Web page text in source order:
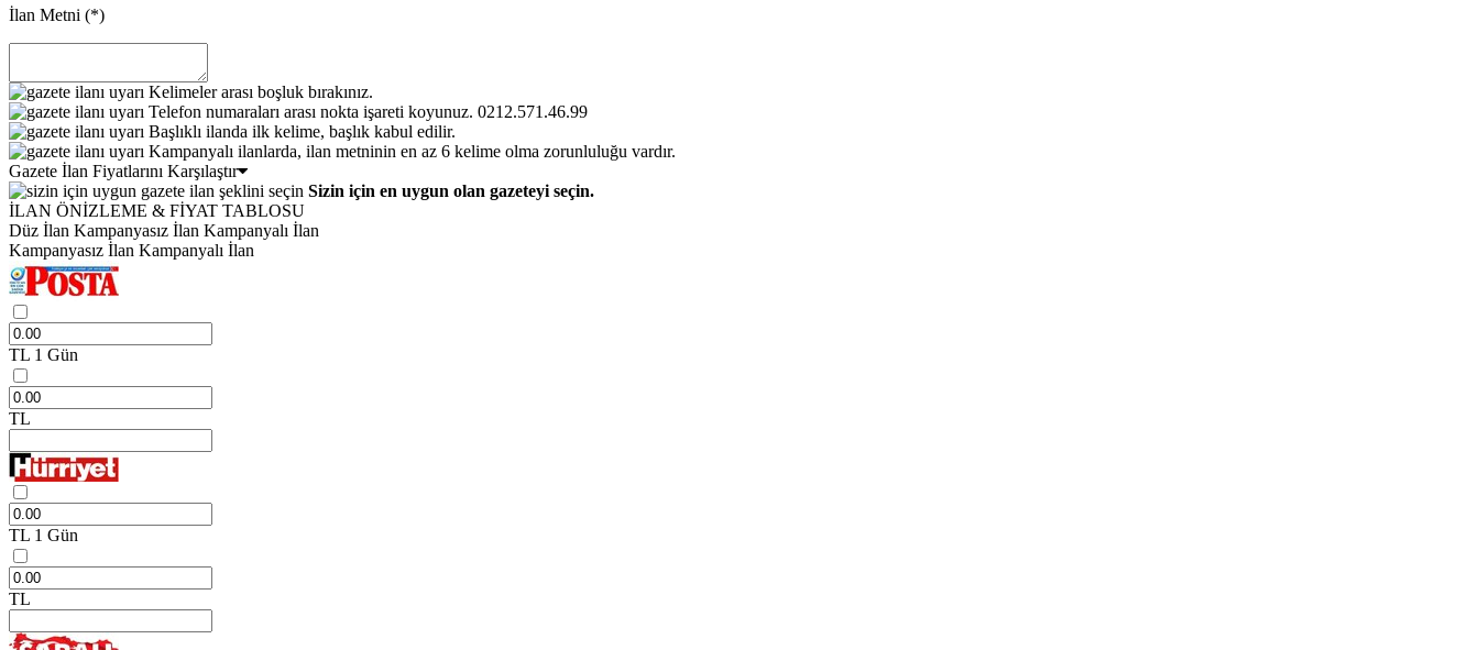
İlan Metni (*)
Kelimeler arası boşluk bırakınız.
Telefon numaraları arası nokta işareti koyunuz. 0212.571.46.99
Başlıklı ilanda ilk kelime, başlık kabul edilir.
Kampanyalı ilanlarda, ilan metninin en az 6 kelime olma zorunluluğu vardır.
Gazete İlan Fiyatlarını Karşılaştır
Sizin için en uygun olan gazeteyi seçin.
İLAN ÖNİZLEME & FİYAT TABLOSU
Düz İlan Kampanyasız İlan Kampanyalı İlan
Kampanyasız İlan Kampanyalı İlan
TL 1 Gün
TL
TL 1 Gün
TL